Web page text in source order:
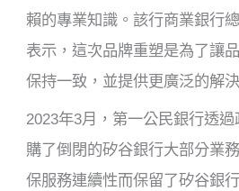
賴的專業知識。該行商業銀行
表示，這次品牌重塑是為了讓
保持一致，並提供更廣泛的解
2023年3月，第一公民銀行透
購了倒閉的矽谷銀行大部分業
保服務連續性而保留了矽谷銀